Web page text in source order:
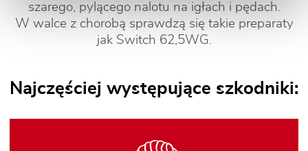
szarego, pylącego nalotu na igłach i pędach.
W walce z chorobą sprawdzą się takie preparaty
jak Switch 62,5WG.
Najczęściej występujące szkodniki: